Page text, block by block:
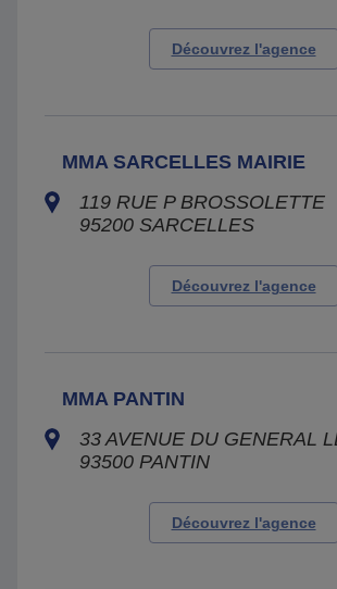
Découvrez l'agence
MMA SARCELLES MAIRIE
119 RUE P BROSSOLETTE
95200 SARCELLES
Découvrez l'agence
MMA PANTIN
33 AVENUE DU GENERAL
93500 PANTIN
Découvrez l'agence